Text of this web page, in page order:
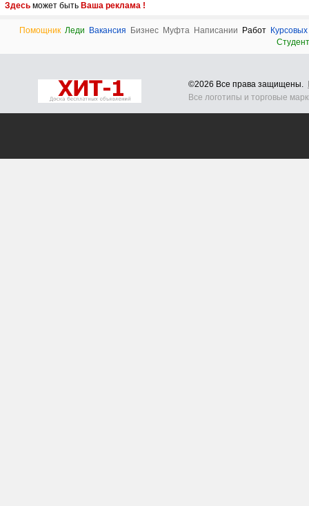
Здесь может быть Ваша реклама !
Помощник Леди Вакансия Бизнес Муфта Написании Работ
Курсовых
Студент
©2026 Все права защищены.
Все логотипы и торговые